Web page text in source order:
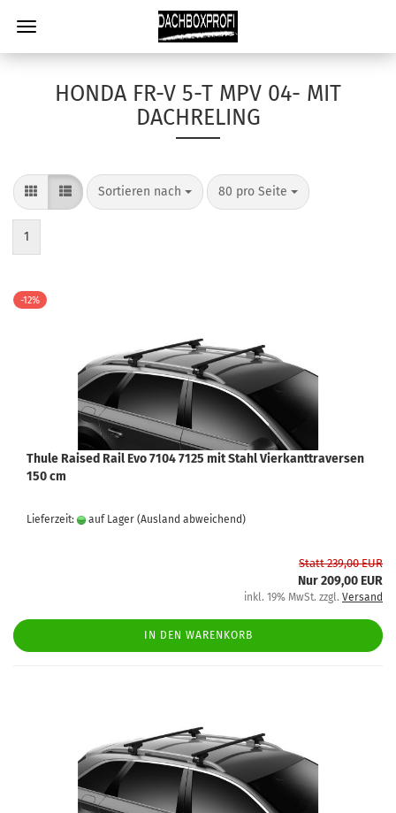
HONDA FR-V 5-T MPV 04- MIT
DACHRELING
Sortieren nach 80 pro Seite
1
-12%
Thule Raised Rail Evo 7104 7125 mit Stahl Vierkanttraversen
150 cm
Lieferzeit: auf Lager (Ausland abweichend)
Statt 239,00 EUR
Nur 209,00 EUR
inkl. 19% MwSt. zzgl. Versand
IN DEN WARENKORB